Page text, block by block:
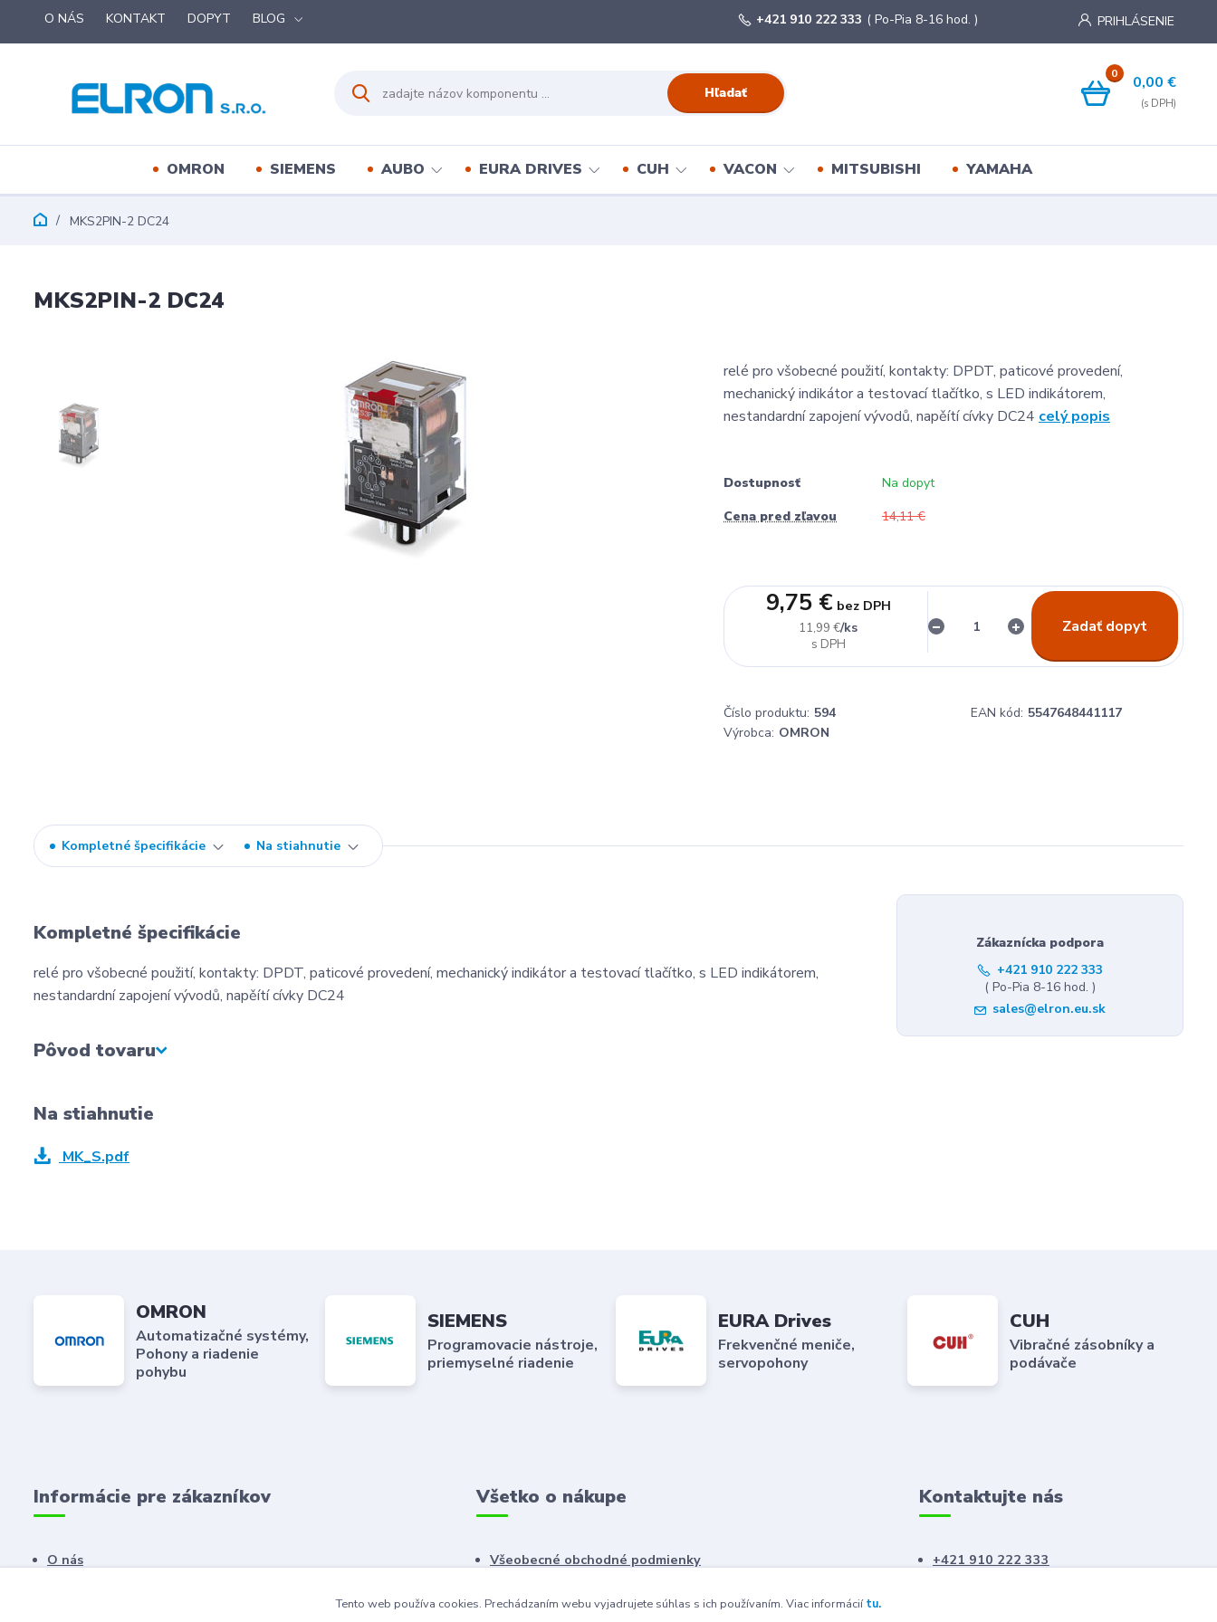
O NÁS KONTAKT DOPYT BLOG PRIHLÁSENIE
Hľadať
+421 910 222 333 ( Po-Pia 8-16 hod. )
0 0,00 €
OMRON SIEMENS AUBO EURA DRIVES CUH VACON MITSUBISHI YAMAHA
MKS2PIN-2 DC24
MKS2PIN-2 DC24
relé pro všobecné použití, kontakty: DPDT, paticové provedení,
mechanický indikátor a testovací tlačítko, s LED indikátorem,
nestandardní zapojení vývodů, napěítí cívky DC24 celý popis
Dostupnosť
Na dopyt
Cena pred zľavou
14,11 €
11,99 €/ks
9,75 € bez DPH
Zadať dopyt
Číslo produktu: 594 EAN kód: 5547648441117
Výrobca: OMRON
Kompletné špecifikácie Na stiahnutie
Kompletné špecifikácie
relé pro všobecné použití, kontakty: DPDT, paticové provedení, mechanický indikátor a testovací tlačítko, s LED indikátorem,
nestandardní zapojení vývodů, napěítí cívky DC24
Pôvod tovaru
Zákaznícka podpora
+421 910 222 333
( Po-Pia 8-16 hod. )
sales@elron.eu.sk
Na stiahnutie
MK_S.pdf
OMRON
Automatizačné systémy,
Pohony a riadenie
pohybu
SIEMENS
Programovacie nástroje,
priemyselné riadenie
EURA Drives
Frekvenčné meniče,
servopohony
CUH
Vibračné zásobníky a
podávače
Informácie pre zákazníkov
O nás
Všetko o nákupe
Všeobecné obchodné podmienky
Kontaktujte nás
+421 910 222 333
Tento web používa cookies. Prechádzaním webu vyjadrujete súhlas s ich používaním. Viac informáciítu.